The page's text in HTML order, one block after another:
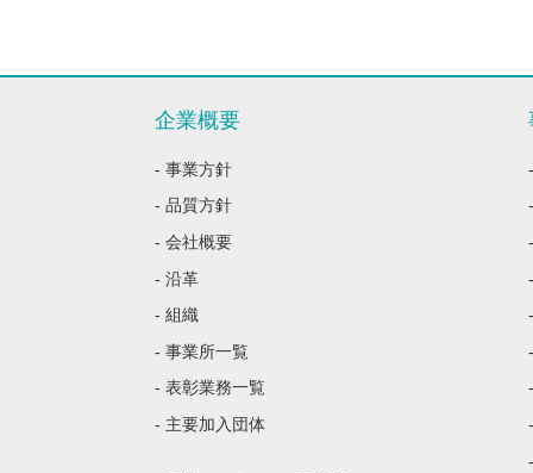
企業概要
- 事業方針
- 品質方針
- 会社概要
- 沿革
- 組織
- 事業所一覧
- 表彰業務一覧
- 主要加入団体